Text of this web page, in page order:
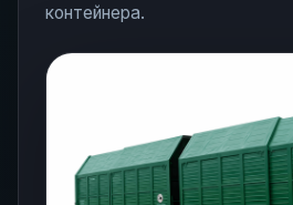
контейнера.